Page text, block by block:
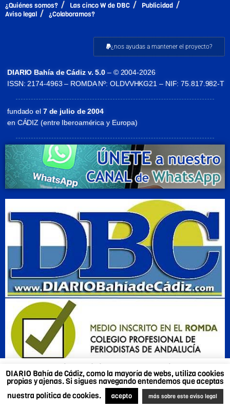
¿Quiénes somos? Las cinco W de DBC
Publicidad
Aviso legal
¿Colaboramos?
¿nos ayudas a mantener el proyecto?
DIARIO Bahía de Cádiz v. 5.0 – © 2004-2026
ISSN: 2174-4963 – ROMDA Nº: OLDVVHKG21 – NIF: 75.817.982-T
fundado el7 de julio de 2004
en CÁDIZ (entre Iberoamérica y Europa)
DIARIO Bahía de Cádiz, como la mayoría de webs, utiliza cookies
propias y ajenas. Si sigues navegando entendemos que aceptas
nuestra política de cookies.
acepto más sobre este aviso legal
DIARIO Bahía de Cádiz, como la mayoría de webs,
utiliza cookies propias y ajenas. Si sigues navegando
entendemos que aceptas nuestra política de cookies.
Más sobre este aviso legal
Acepto